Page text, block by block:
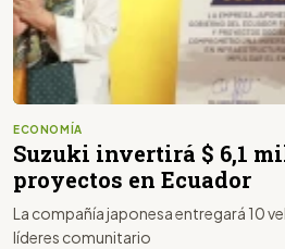
ECONOMÍA
Suzuki invertirá $ 6,1
proyectos en Ecuador
La compañía japonesa entregará 10
líderes comunitario